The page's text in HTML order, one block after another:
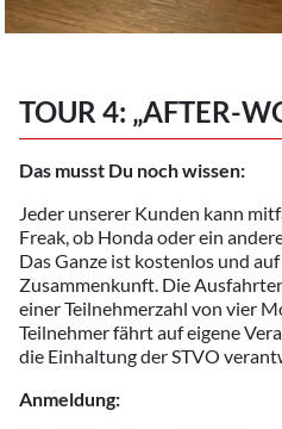
TOUR 4: „AFTER-
Das musst Du noch wissen:
Jeder unserer Kunden kann
Freak, ob Honda oder ein
Das Ganze ist kostenlos und
Zusammenkunft. Die
einer Teilnehmerzahl von vier
Teilnehmer fährt auf eigene
die Einhaltung der STVO
Anmeldung: